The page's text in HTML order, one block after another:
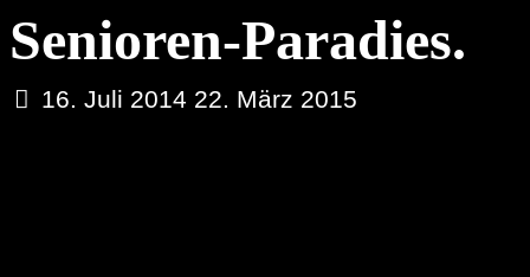
Senioren-Paradies.
16. Juli 2014 22. März 2015